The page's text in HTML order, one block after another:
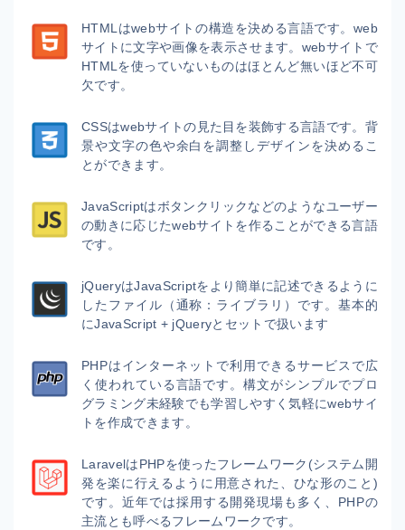
HTMLはwebサイトの構造を決める言語です。web
サイトに文字や画像を表示させます。webサイトで
HTMLを使っていないものはほとんど無いほど不可
欠です。
CSSはwebサイトの見た目を装飾する言語です。背
景や文字の色や余白を調整しデザインを決めるこ
とができます。
JavaScriptはボタンクリックなどのようなユーザー
の動きに応じたwebサイトを作ることができる言語
です。
jQueryはJavaScriptをより簡単に記述できるように
したファイル（通称：ライブラリ）です。基本的
にJavaScript + jQueryとセットで扱います
PHPはインターネットで利用できるサービスで広
く使われている言語です。構文がシンプルでプロ
グラミング未経験でも学習しやすく気軽にwebサイ
トを作成できます。
LaravelはPHPを使ったフレームワーク(システム開
発を楽に行えるように用意された、ひな形のこと)
です。近年では採用する開発現場も多く、PHPの
主流とも呼べるフレームワークです。